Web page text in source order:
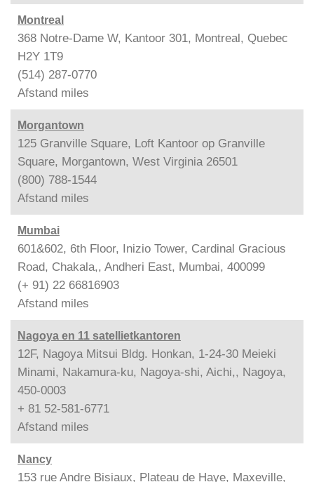
Montreal
368 Notre-Dame W, Kantoor 301, Montreal, Quebec
H2Y 1T9
(514) 287-0770
Afstand miles
Morgantown
125 Granville Square, Loft Kantoor op Granville
Square, Morgantown, West Virginia 26501
(800) 788-1544
Afstand miles
Mumbai
601&602, 6th Floor, Inizio Tower, Cardinal Gracious
Road, Chakala,, Andheri East, Mumbai, 400099
(+ 91) 22 66816903
Afstand miles
Nagoya en 11 satellietkantoren
12F, Nagoya Mitsui Bldg. Honkan, 1-24-30 Meieki
Minami, Nakamura-ku, Nagoya-shi, Aichi,, Nagoya,
450-0003
+ 81 52-581-6771
Afstand miles
Nancy
153 rue Andre Bisiaux, Plateau de Haye, Maxeville,